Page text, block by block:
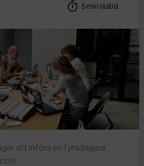
5 min lästid
att införa en fyradagars